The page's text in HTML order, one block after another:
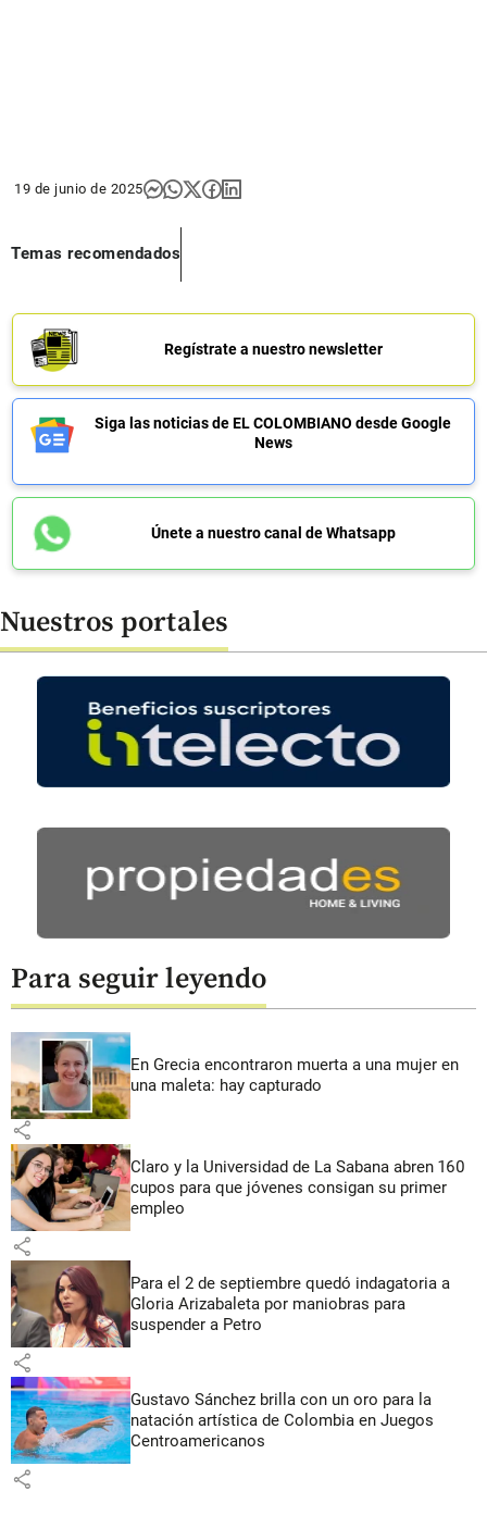
19 de junio de 2025
Temas recomendados
Regístrate a nuestro newsletter
Siga las noticias de EL COLOMBIANO desde Google
News
Únete a nuestro canal de Whatsapp
Nuestros portales
Para seguir leyendo
En Grecia encontraron muerta a una mujer en
una maleta: hay capturado
share
Claro y la Universidad de La Sabana abren 160
cupos para que jóvenes consigan su primer
empleo
share
Para el 2 de septiembre quedó indagatoria a
Gloria Arizabaleta por maniobras para
suspender a Petro
share
Gustavo Sánchez brilla con un oro para la
natación artística de Colombia en Juegos
Centroamericanos
share